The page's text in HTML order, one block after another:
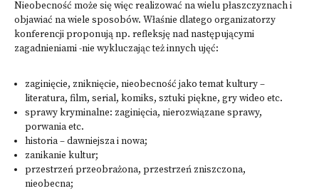
Nieobecność może się więc realizować na wielu płaszczyznach i
objawiać na wiele sposobów. Właśnie dlatego organizatorzy
konferencji proponują np. refleksję nad następującymi
zagadnieniami -nie wykluczając też innych ujęć:
zaginięcie, zniknięcie, nieobecność jako temat kultury –
literatura, film, serial, komiks, sztuki piękne, gry wideo etc.
sprawy kryminalne: zaginięcia, nierozwiązane sprawy,
porwania etc.
historia – dawniejsza i nowa;
zanikanie kultur;
przestrzeń przeobrażona, przestrzeń zniszczona,
nieobecna;